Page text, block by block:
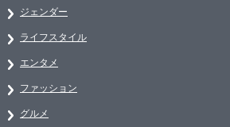
ジェンダー
ライフスタイル
エンタメ
ファッション
グルメ